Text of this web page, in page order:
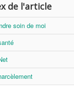
de l'article
soin de moi